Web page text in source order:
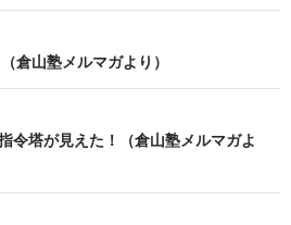
y
Li
n
k
n
a
倉山塾メルマガより）
令塔が見えた！（倉山塾メルマガよ